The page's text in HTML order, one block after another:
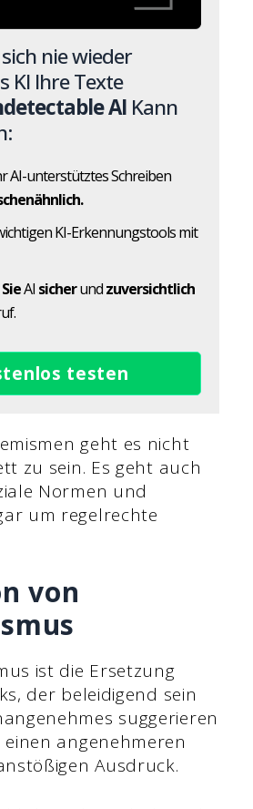
nie wieder
KI Ihre Texte
AI Kann
AI-unterstütztes Schreiben
KI-Erkennungstools mit
AI sicherundzuversichtlich
testen
geht es nicht
zu sein. Es geht auch
Normen und
um regelrechte
von
ist die Ersetzung
der beleidigend sein
suggerieren
angenehmeren
Ausdruck.